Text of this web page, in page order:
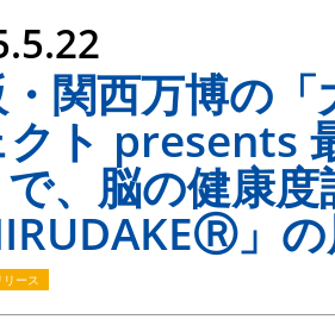
関西万博の
クト presents
、脳の健康
」
ース